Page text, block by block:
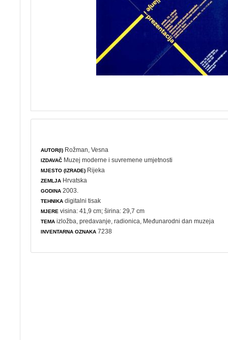
AUTOR(I) Rožman, Vesna
IZDAVAČ Muzej moderne i suvremene umjetnosti
MJESTO (IZRADE) Rijeka
ZEMLJA Hrvatska
GODINA 2003.
TEHNIKA digitalni tisak
MJERE visina: 41,9 cm; širina: 29,7 cm
TEMA izložba ,predavanje ,radionica Međunarodni dan muzeja
INVENTARNA OZNAKA 7238